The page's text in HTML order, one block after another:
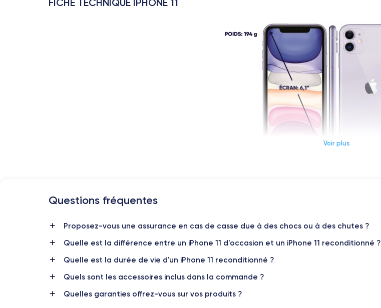
FICHE TECHNIQUE IPHONE 11
10/09/2019 iOS (iOS 26)
Dimensions Poids
Écran
Voir plus
Questions fréquentes
Proposez-vous une assurance en cas de casse due à des chocs ou à des chutes ?
Quelle est la différence entre un iPhone 11 d'occasion et un iPhone 11 reconditionné ?
Quelle est la durée de vie d'un iPhone 11 reconditionné ?
Quels sont les accessoires inclus dans la commande ?
Quelles garanties offrez-vous sur vos produits ?